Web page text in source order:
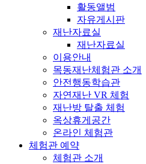
활동앨범
자유게시판
재난자료실
재난자료실
이용안내
목동재난체험관 소개
안전행동학습관
자연재난 VR 체험
재난방 탈출 체험
옥상휴게공간
온라인 체험관
체험관 예약
체험관 소개